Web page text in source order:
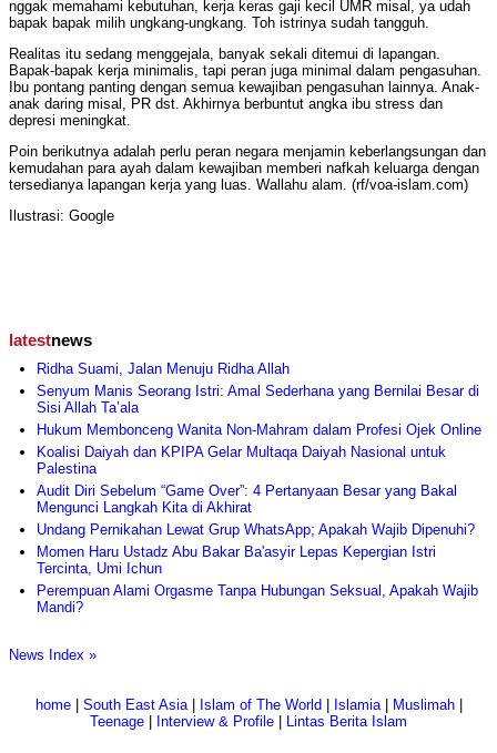
nggak memahami kebutuhan, kerja keras gaji kecil UMR misal, ya udah
bapak bapak milih ungkang-ungkang. Toh istrinya sudah tangguh.
Realitas itu sedang menggejala, banyak sekali ditemui di lapangan.
Bapak-bapak kerja minimalis, tapi peran juga minimal dalam pengasuhan.
Ibu pontang panting dengan semua kewajiban pengasuhan lainnya. Anak-
anak daring misal, PR dst. Akhirnya berbuntut angka ibu stress dan
depresi meningkat.
Poin berikutnya adalah perlu peran negara menjamin keberlangsungan dan
kemudahan para ayah dalam kewajiban memberi nafkah keluarga dengan
tersedianya lapangan kerja yang luas. Wallahu alam. (rf/voa-islam.com)
Ilustrasi: Google
latestnews
Ridha Suami, Jalan Menuju Ridha Allah
Senyum Manis Seorang Istri: Amal Sederhana yang Bernilai Besar di
Sisi Allah Ta’ala
Hukum Membonceng Wanita Non-Mahram dalam Profesi Ojek Online
Koalisi Daiyah dan KPIPA Gelar Multaqa Daiyah Nasional untuk
Palestina
Audit Diri Sebelum “Game Over”: 4 Pertanyaan Besar yang Bakal
Mengunci Langkah Kita di Akhirat
Undang Pernikahan Lewat Grup WhatsApp; Apakah Wajib Dipenuhi?
Momen Haru Ustadz Abu Bakar Ba'asyir Lepas Kepergian Istri
Tercinta, Umi Ichun
Perempuan Alami Orgasme Tanpa Hubungan Seksual, Apakah Wajib
Mandi?
News Index »
home| South East Asia| Islam of The World Islamia| Muslimah|
Teenage
Interview & Profile Lintas Berita Islam